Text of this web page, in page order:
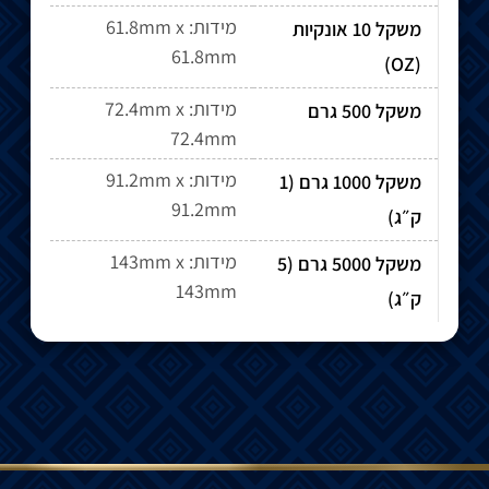
משקל 10 אונקיות
(OZ)
מידות: 61.8mm x
61.8mm
משקל 500 גרם
מידות: 72.4mm x
72.4mm
משקל 1000 גרם (1
ק״ג)
מידות: 91.2mm x
91.2mm
משקל 5000 גרם (5
ק״ג)
מידות: 143mm x
143mm